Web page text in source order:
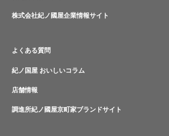
株式会社紀ノ國屋企業情報サイト
よくある質問
紀ノ国屋 おいしいコラム
店舗情報
調進所紀ノ國屋京町家ブランドサイト